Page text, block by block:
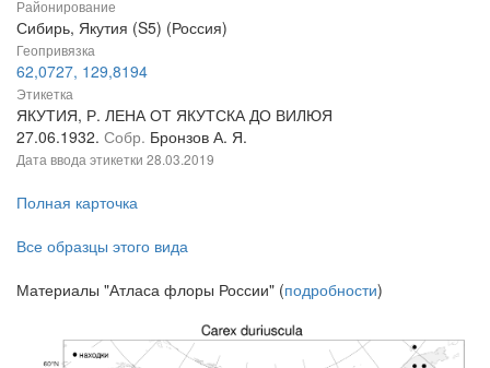
Районирование
Сибирь, Якутия (S5) (Россия)
Геопривязка
62,0727, 129,8194
Этикетка
ЯКУТИЯ, Р. ЛЕНА ОТ ЯКУТСКА ДО ВИЛЮЯ
27.06.1932. Собр. Бронзов А. Я.
Дата ввода этикетки 28.03.2019
Полная карточка
Все образцы этого вида
Материалы "Атласа флоры России" (подробности)